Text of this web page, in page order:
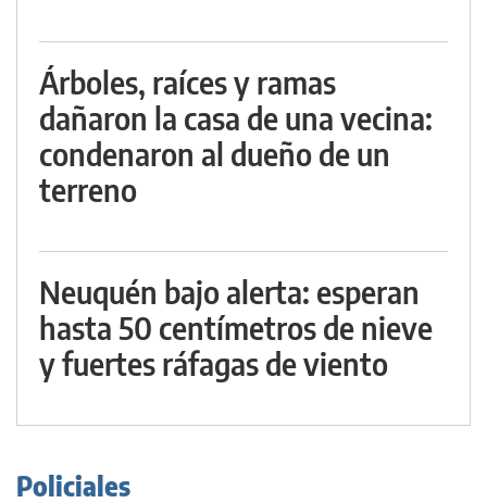
Árboles, raíces y ramas
dañaron la casa de una vecina:
condenaron al dueño de un
terreno
Neuquén bajo alerta: esperan
hasta 50 centímetros de nieve
y fuertes ráfagas de viento
Policiales